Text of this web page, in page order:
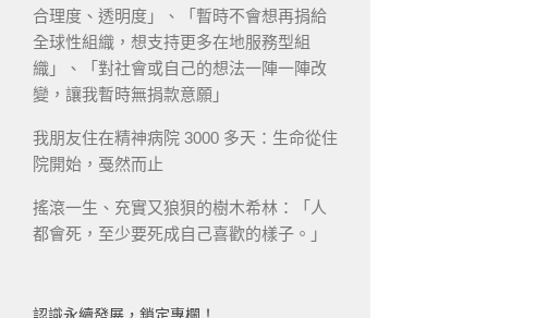
合理度、透明度」、「暫時不會想再捐給
全球性組織，想支持更多在地服務型組
織」、「對社會或自己的想法一陣一陣改
變，讓我暫時無捐款意願」
我朋友住在精神病院 3000 多天：生命從住
院開始，戞然而止
搖滾一生、充實又狼狽的樹木希林：「人
都會死，至少要死成自己喜歡的樣子。」
認識永續發展，鎖定專欄！